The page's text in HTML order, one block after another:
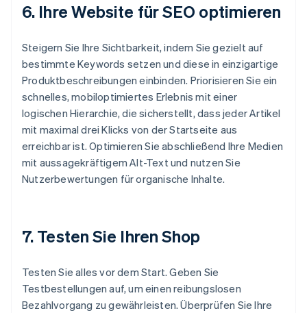
6. Ihre Website für SEO optimieren
Steigern Sie Ihre Sichtbarkeit, indem Sie gezielt auf
bestimmte Keywords setzen und diese in einzigartige
Produktbeschreibungen einbinden. Priorisieren Sie ein
schnelles, mobiloptimiertes Erlebnis mit einer
logischen Hierarchie, die sicherstellt, dass jeder Artikel
mit maximal drei Klicks von der Startseite aus
erreichbar ist. Optimieren Sie abschließend Ihre Medien
mit aussagekräftigem Alt-Text und nutzen Sie
Nutzerbewertungen für organische Inhalte.
7. Testen Sie Ihren Shop
Testen Sie alles vor dem Start. Geben Sie
Testbestellungen auf, um einen reibungslosen
Bezahlvorgang zu gewährleisten. Überprüfen Sie Ihre